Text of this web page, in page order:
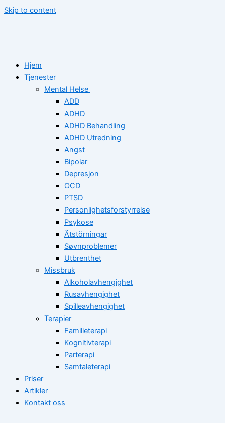
Skip to content
Hjem
Tjenester
Mental Helse
ADD
ADHD
ADHD Behandling
ADHD Utredning
Angst
Bipolar
Depresjon
OCD
PTSD
Personlighetsforstyrrelse
Psykose
Ätstörningar
Søvnproblemer
Utbrenthet
Missbruk
Alkoholavhengighet
Rusavhengighet
Spilleavhengighet
Terapier
Familieterapi
Kognitivterapi
Parterapi
Samtaleterapi
Priser
Artikler
Kontakt oss